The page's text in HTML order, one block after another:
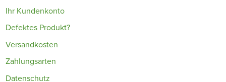
Ihr Kundenkonto
Defektes Produkt?
Versandkosten
Zahlungsarten
Datenschutz